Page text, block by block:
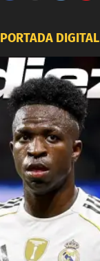
PORTADA DIGITAL